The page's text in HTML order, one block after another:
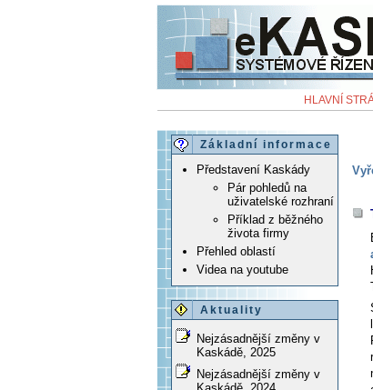
HLAVNÍ
Základní informace
Představení Kaskády
Pár pohledů na
uživatelské rozhraní
Příklad z běžného
života firmy
Přehled oblastí
Videa na youtube
Aktuality
Nejzásadnější změny v
Kaskádě, 2025
Nejzásadnější změny v